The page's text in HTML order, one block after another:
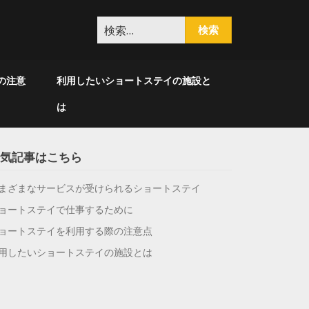
検
索:
注意
利用したいショートステイの施設と
は
記事はこちら
ざまなサービスが受けられるショートステイ
ートステイで仕事するために
ートステイを利用する際の注意点
したいショートステイの施設とは